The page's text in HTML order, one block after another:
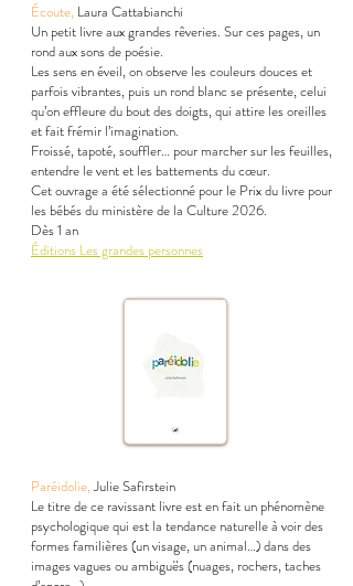
Écoute, Laura Cattabianchi
Un petit livre aux grandes rêveries. Sur ces pages, un
rond aux sons de poésie.
Les sens en éveil, on observe les couleurs douces et
parfois vibrantes, puis un rond blanc se présente, celui
qu’on effleure du bout des doigts, qui attire les oreilles
et fait frémir l’imagination.
Froissé, tapoté, souffler… pour marcher sur les feuilles,
entendre le vent et les battements du cœur.
Cet ouvrage a été sélectionné pour le Prix du livre pour
les bébés du ministère de la Culture 2026.
Dès 1 an
Éditions Les grandes personnes
Paréidolie,Julie Safirstein
Le titre de ce ravissant livre est en fait un phénomène
psychologique qui est la tendance naturelle à voir des
formes familières (un visage, un animal…) dans des
images vagues ou ambiguës (nuages, rochers, taches